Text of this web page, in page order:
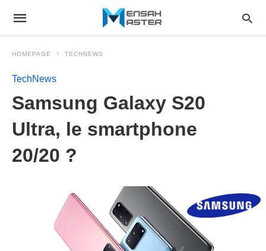
HOMEPAGE TECHNEWS
TechNews
Samsung Galaxy S20
Ultra, le smartphone
20/20 ?